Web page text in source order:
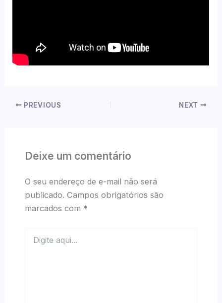
PREVIOUS NEXT
Deixe um comentário
O seu endereço de e-mail não será
publicado. Campos obrigatórios são
marcados com *
aqui...